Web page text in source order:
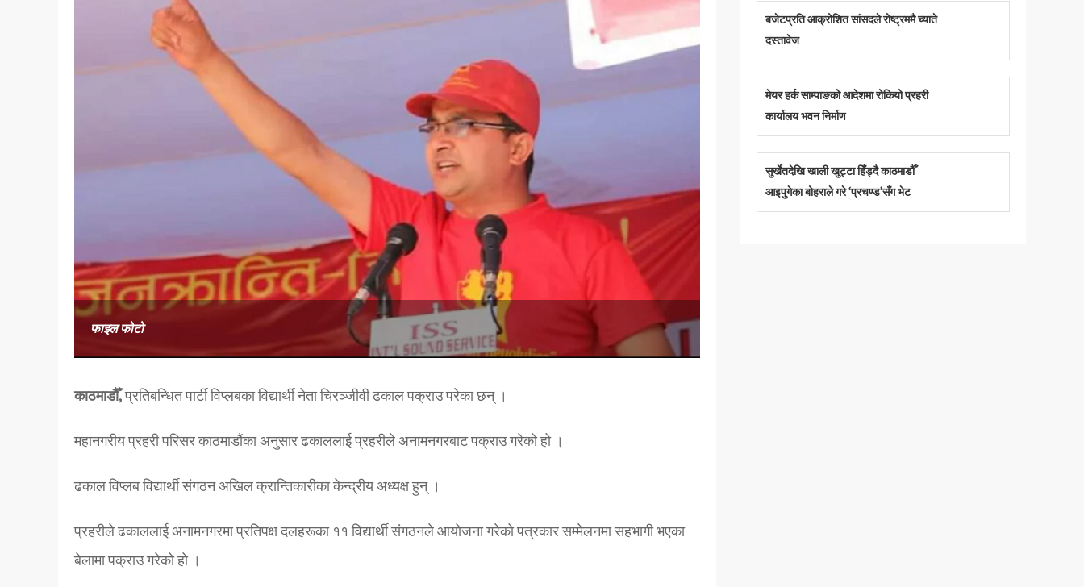
फाइल फोटो
काठमाडौँ,प्रतिबन्धित पार्टी विप्लबका विद्यार्थी नेता चिरञ्जीवी ढकाल पक्राउ परेका छन् ।
महानगरीय प्रहरी परिसर काठमाडौंका अनुसार ढकाललाई प्रहरीले अनामनगरबाट पक्राउ गरेको हो ।
ढकाल विप्लब विद्यार्थी संगठन अखिल क्रान्तिकारीका केन्द्रीय अध्यक्ष हुन् ।
प्रहरीले ढकाललाई अनामनगरमा प्रतिपक्ष दलहरूका ११ विद्यार्थी संगठनले आयोजना गरेको पत्रकार सम्मेलनमा सहभागी भएका
बेलामा पक्राउ गरेको हो ।
बजेटप्रति आक्रोशित सांसदले रोष्ट्रममै च्याते
दस्तावेज
मेयर हर्क साम्पाङको आदेशमा रोकियो प्रहरी
कार्यालय भवन निर्माण
सुर्खेतदेखि खाली खुट्टा हिँड्दै काठमाडौँ
आइपुगेका बोहराले गरे ‘प्रचण्ड’सँग भेट